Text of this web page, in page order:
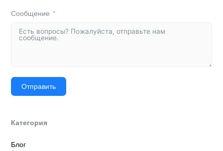
Сообщение
Отправить
Категория
Блог